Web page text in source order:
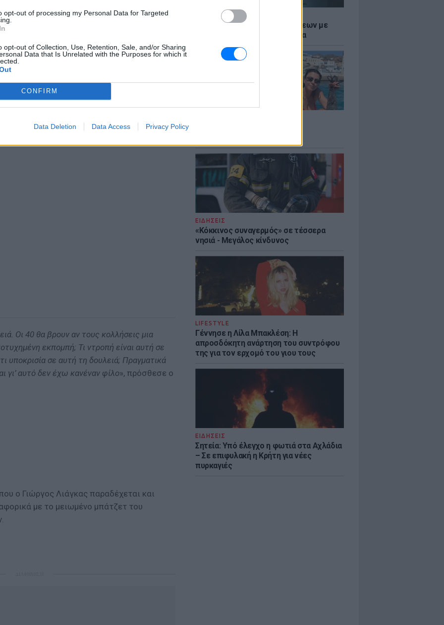
opt-out of processing my Personal Data for Targeted
opt-out of Collection, Use, Retention, Sale, and/or Sharing
Data that Is Unrelated with the Purposes for which it
CONFIRM
Data Deletion Data Access Privacy Policy
ΕΙΔΗΣΕΙΣ
Αύγουστος: Ρεκόρ Αναχωρήσεων με
56.000 Ταξιδιώτες στα Λιμάνια
ΕΙΔΗΣΕΙΣ
«Κόκκινος συναγερμός» σε τέσσερα
νησιά - Μεγάλος κίνδυνος
LIFESTYLE
Γέννησε η Λίλα Μπακλέση: Η
απροσδόκητη ανάρτηση του συντρόφου
της για τον ερχομό του γιου τους
ΕΙΔΗΣΕΙΣ
Σητεία: Υπό έλεγχο η φωτιά στα Αχλάδια
– Σε επιφυλακή η Κρήτη για νέες
πυρκαγιές
ποτέ
που ξέρεις ότι αυτή η εκπομπή είναι στο
να μην γίνουν μεγάλες περικοπές
λες ψέματα… Ανέντιμο να λες ψέματα ότι η
έντιμο είναι; Ειλικρινά, πες μου πόσο έντιμο
Οι 40 θα βρουν αν τους κολλήσεις μια
εκπομπή; Τι ντροπή είναι αυτή σε
υποκρισία σε αυτή τη δουλειά; Πραγματικά
γι’ αυτό δεν έχω κανέναν φίλο», πρόσθεσε ο
ο Γιώργος Λιάγκας παραδέχεται και
με το μειωμένο μπάτζετ του